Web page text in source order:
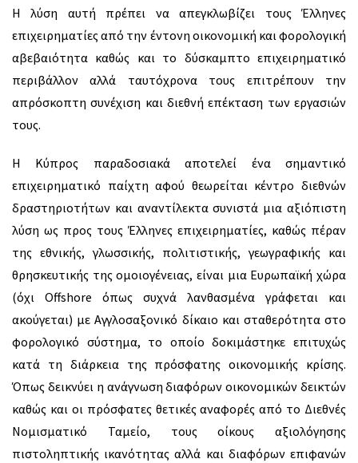
Η λύση αυτή πρέπει να απεγκλωβίζει τους Έλληνες
επιχειρηματίες από την έντονη οικονομική και φορολογική
αβεβαιότητα καθώς και το δύσκαμπτο επιχειρηματικό
περιβάλλον αλλά ταυτόχρονα τους επιτρέπουν την
απρόσκοπτη συνέχιση και διεθνή επέκταση των εργασιών
τους.
Η Κύπρος παραδοσιακά αποτελεί ένα σημαντικό
επιχειρηματικό παίχτη αφού θεωρείται κέντρο διεθνών
δραστηριοτήτων και αναντίλεκτα συνιστά μια αξιόπιστη
λύση ως προς τους Έλληνες επιχειρηματίες, καθώς πέραν
της εθνικής, γλωσσικής, πολιτιστικής, γεωγραφικής και
θρησκευτικής της ομοιογένειας, είναι μια Ευρωπαϊκή χώρα
(όχι Offshore όπως συχνά λανθασμένα γράφεται και
ακούγεται) με Αγγλοσαξονικό δίκαιο και σταθερότητα στο
φορολογικό σύστημα, το οποίο δοκιμάστηκε επιτυχώς
κατά τη διάρκεια της πρόσφατης οικονομικής κρίσης.
Όπως δεικνύει η ανάγνωση διαφόρων οικονομικών δεικτών
καθώς και οι πρόσφατες θετικές αναφορές από το Διεθνές
Νομισματικό Ταμείο, τους οίκους αξιολόγησης
πιστοληπτικής ικανότητας αλλά και διαφόρων επιφανών